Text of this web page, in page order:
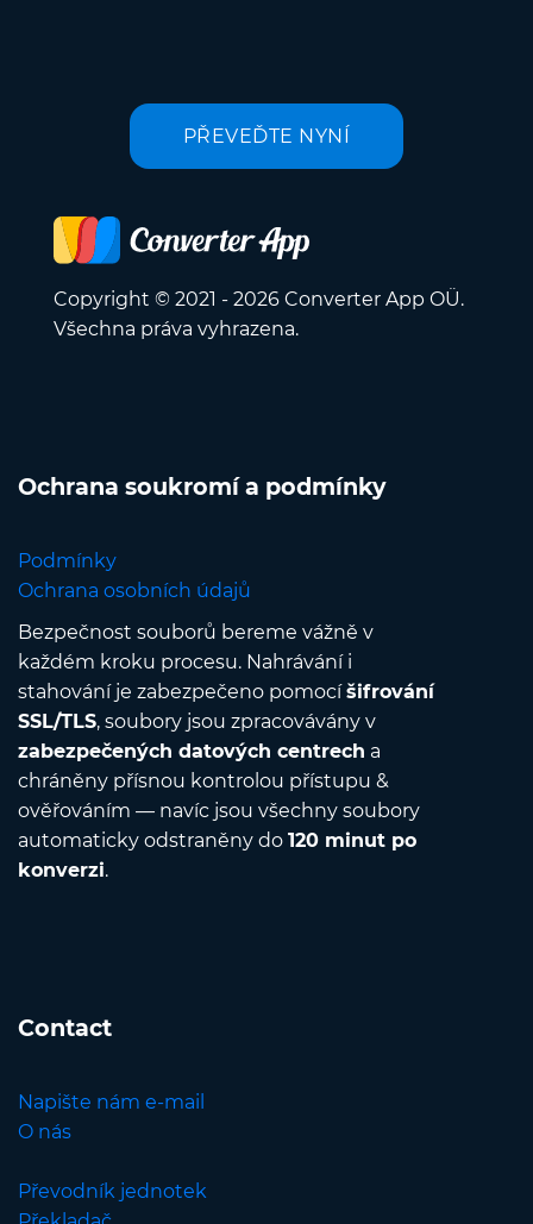
PŘEVEĎTE NYNÍ
Copyright © 2021 - 2026 Converter App OÜ.
Všechna práva vyhrazena.
Ochrana soukromí a podmínky
Podmínky
Ochrana osobních údajů
Bezpečnost souborů bereme vážně v
každém kroku procesu. Nahrávání i
stahování je zabezpečeno pomocíšifrování
SSL/TLS, soubory jsou zpracovávány v
zabezpečených datových centrech a
chráněny přísnou kontrolou přístupu &
ověřováním — navíc jsou všechny soubory
automaticky odstraněny do 120 minut po
konverzi.
Contact
Napište nám e-mail
O nás
Převodník jednotek